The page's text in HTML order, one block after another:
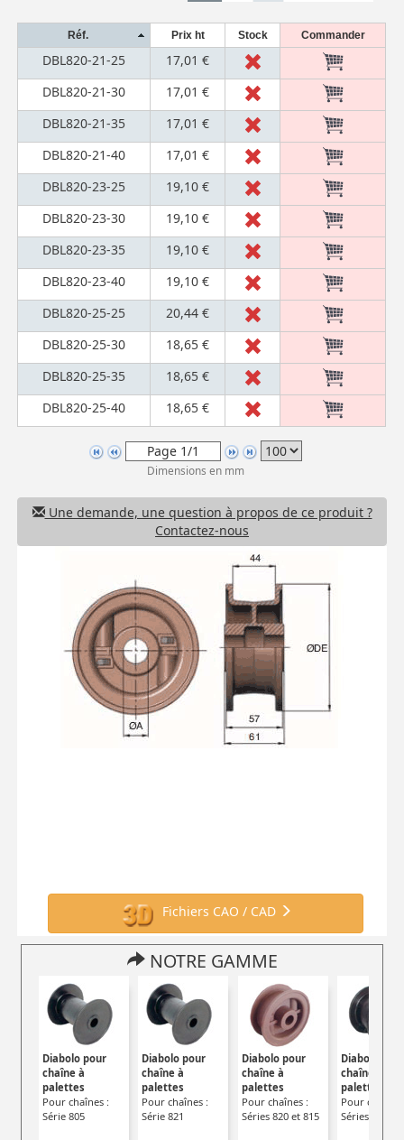
Réf. Prix ht Stock Commander
DBL820-21-25
17,01 €
DBL820-21-30
17,01 €
DBL820-21-35
17,01 €
DBL820-21-40
17,01 €
DBL820-23-25
19,10 €
DBL820-23-30
19,10 €
DBL820-23-35
19,10 €
DBL820-23-40
19,10 €
DBL820-25-25
20,44 €
DBL820-25-30
18,65 €
DBL820-25-35
18,65 €
DBL820-25-40
18,65 €
Dimensions en mm
Une demande, une question à propos de ce produit ?
Contactez-nous
Fichiers CAO / CAD
NOTRE GAMME
Diabolo pour
chaîne à
palettes
Pour chaînes :
Série 805
Diabolo pour
chaîne à
palettes
Pour chaînes :
Série 821
Diabolo pour
chaîne à
palettes
Pour chaînes :
Séries 820 et 815
Diabolo
chaîne à
palettes
Pour chaînes
Séries 880 et